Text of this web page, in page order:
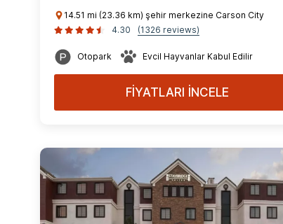
14.51 mi (23.36 km) şehir merkezine Carson City
4.30
(1326 reviews)
Otopark Evcil Hayvanlar Kabul Edilir
FİYATLARI İNCELE